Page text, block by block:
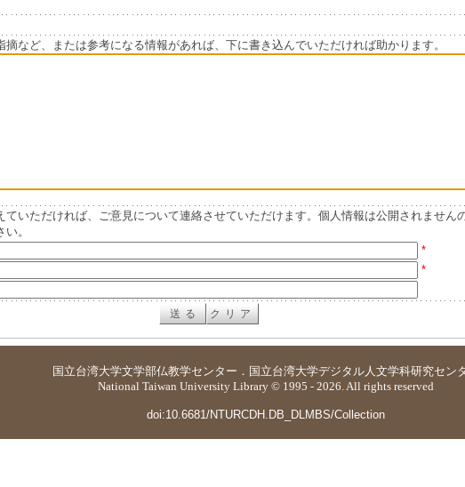
摘など、または参考になる情報があれば、下に書き込んでいただければ助かります。
ていただければ、ご意見について連絡させていただけます。個人情報は公開されません
。
*
*
国立台湾大学文学部仏教学センター ． 国立台湾大学デジタル人文学科研究セン
National Taiwan University Library © 1995 - 2026. All rights reserved
doi:10.6681/NTURCDH.DB_DLMBS/Collection